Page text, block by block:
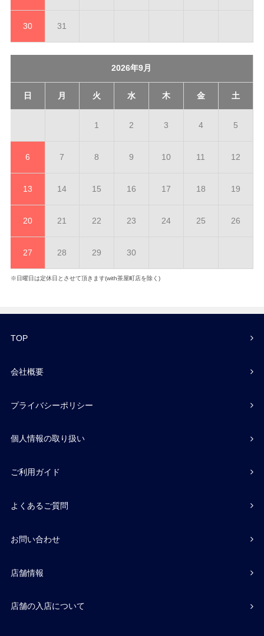
30 31
2026年9月
日 月 火 水 木 金 土
1 2 3 4 5
6 7 8 9 10 11 12
13 14 15 16 17 18 19
20 21 22 23 24 25 26
27 28 29 30
※日曜日は定休日とさせて頂きます(with茶屋町店を除く)
TOP
会社概要
プライバシーポリシー
個人情報の取り扱い
ご利用ガイド
よくあるご質問
お問い合わせ
店舗情報
店舗の入店について